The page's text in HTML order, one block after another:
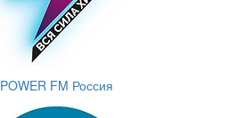
POWER FM Россия